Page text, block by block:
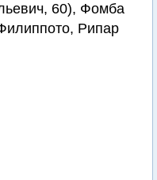
60), Фомба
Рипар